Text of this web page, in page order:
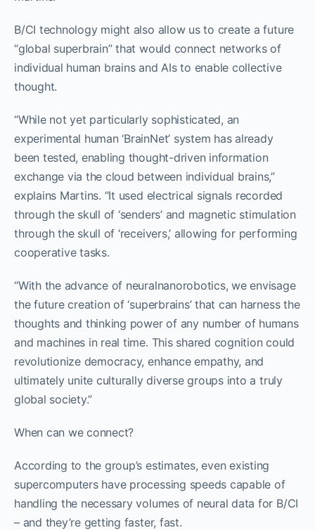
B/CI technology might also allow us to create a future
“global superbrain” that would connect networks of
individual human brains and AIs to enable collective
thought.
“While not yet particularly sophisticated, an
experimental human ‘BrainNet’ system has already
been tested, enabling thought-driven information
exchange via the cloud between individual brains,”
explains Martins. “It used electrical signals recorded
through the skull of ‘senders’ and magnetic stimulation
through the skull of ‘receivers,’ allowing for performing
cooperative tasks.
“With the advance of neuralnanorobotics, we envisage
the future creation of ‘superbrains’ that can harness the
thoughts and thinking power of any number of humans
and machines in real time. This shared cognition could
revolutionize democracy, enhance empathy, and
ultimately unite culturally diverse groups into a truly
global society.”
When can we connect?
According to the group’s estimates, even existing
supercomputers have processing speeds capable of
handling the necessary volumes of neural data for B/CI
– and they’re getting faster, fast.